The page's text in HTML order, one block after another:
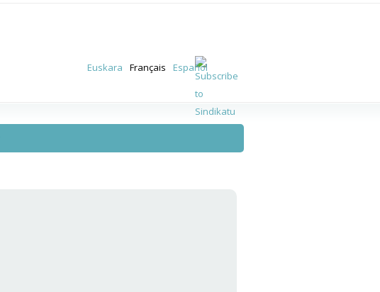
Euskara Français Español